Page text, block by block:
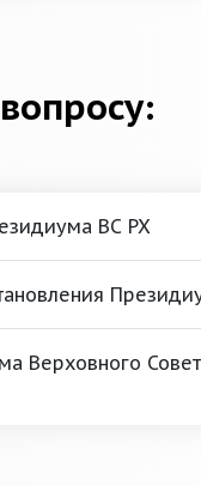
ВС РХ
Верховного